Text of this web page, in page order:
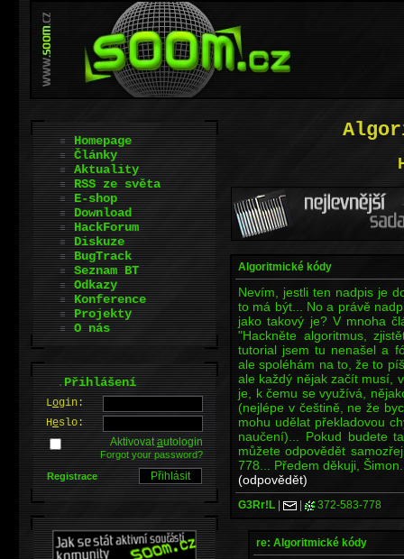
Algoritmické kódy
Nevím, jestli ten nadpis je
to má být... No a právě
jako takový je? V mnoha
"Hackněte algoritmus,
tutorial jsem tu nenašel a
ale spoléhám na to, že to
ale každý nějak začít musí,
je, k čemu se využívá,
(nejlépe v češtině, ne že
mohu udělat překladovou
naučení)... Pokud budete
můžete odpovědět
778... Předem děkuji,
(odpovědět)
G3Rr!L | | 372-583-778
re: Algoritmické kódy
Homepage
Články
Aktuality
RSS ze světa
E-shop
Download
HackForum
Diskuze
BugTrack
Seznam BT
Odkazy
Konference
Projekty
O nás
.Přihlášení
Login:
Heslo:
Aktivovatautologin
Forgot your password?
Registrace